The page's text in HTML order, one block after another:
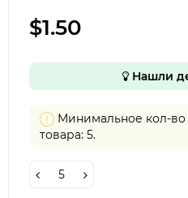
$1.50
Нашли
Минимальное кол-во
товара: 5.